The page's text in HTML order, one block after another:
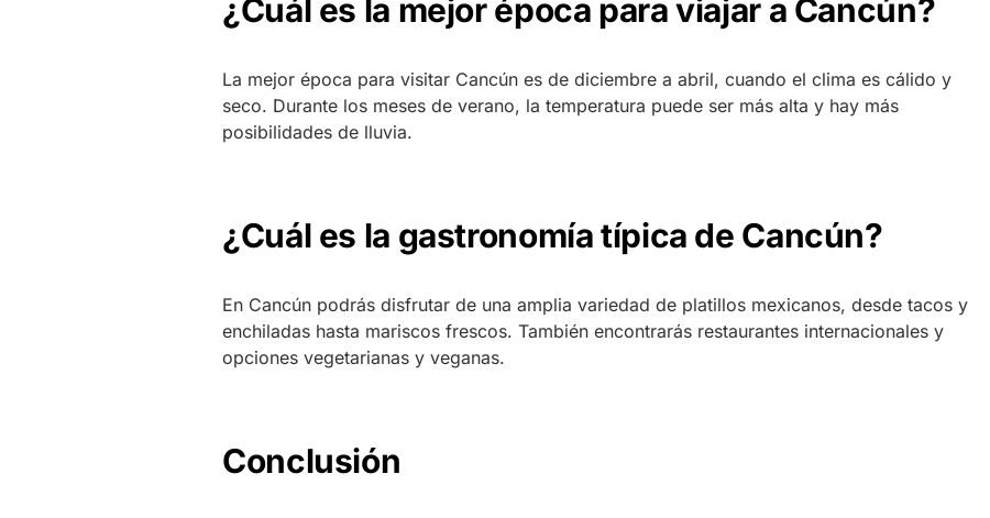
¿Cuál es la mejor época para viajar a Cancún?
La mejor época para visitar Cancún es de diciembre a abril, cuando el clima es cálido y
seco. Durante los meses de verano, la temperatura puede ser más alta y hay más
posibilidades de lluvia.
¿Cuál es la gastronomía típica de Cancún?
En Cancún podrás disfrutar de una amplia variedad de platillos mexicanos, desde tacos y
enchiladas hasta mariscos frescos. También encontrarás restaurantes internacionales y
opciones vegetarianas y veganas.
Conclusión